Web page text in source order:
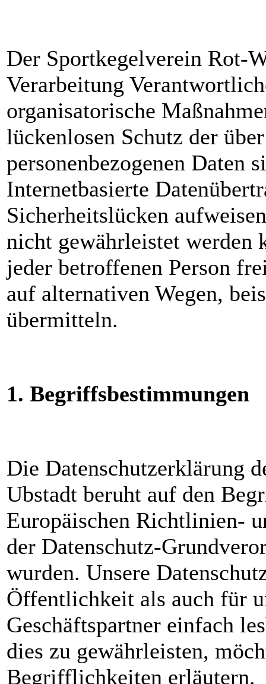
Der Sportkegelverein Rot-
Verarbeitung
organisatorische
lückenlosen Schutz der
personenbezogenen Daten
Internetbasierte
Sicherheitslücken
nicht gewährleistet werden
jeder betroffenen Person
auf alternativen Wegen,
übermitteln.
1. Begriffsbestimmungen
Die Datenschutzerklärung
Ubstadt beruht auf den
Europäischen Richtlinien-
der Datenschutz-
wurden. Unsere
Öffentlichkeit als auch für
Geschäftspartner einfach
dies zu gewährleisten,
Begrifflichkeiten erläutern.